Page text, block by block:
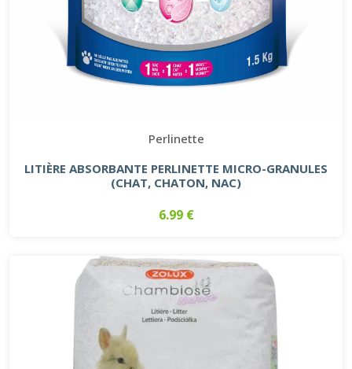
Perlinette
LITIÈRE ABSORBANTE PERLINETTE MICRO-GRANULES
(CHAT, CHATON, NAC)
6.99 €